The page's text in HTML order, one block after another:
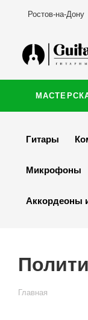
Ростов-на-Дону
Гитары
Микрофоны
Аккордеоны
Главная